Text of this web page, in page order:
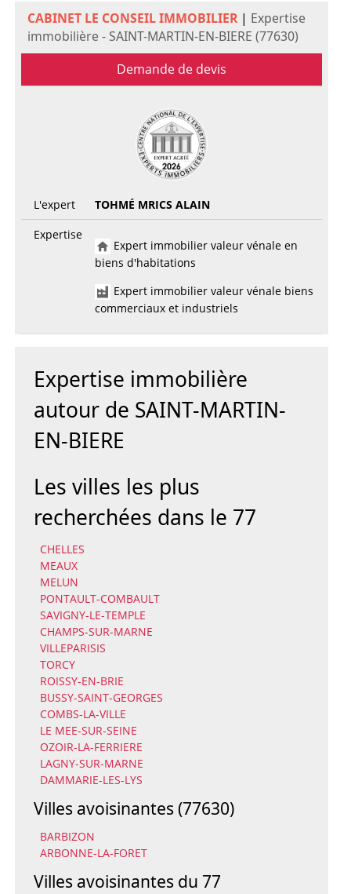
CABINET LE CONSEIL IMMOBILIER| Expertise
immobilière - SAINT-MARTIN-EN-BIERE (77630)
Demande de devis
L'expert
TOHMÉ MRICS ALAIN
Expertise
Expert immobilier valeur vénale en
biens d'habitations
Expert immobilier valeur vénale biens
commerciaux et industriels
Expertise immobilière
autour de SAINT-MARTIN-
EN-BIERE
Les villes les plus
recherchées dans le 77
CHELLES
MEAUX
MELUN
PONTAULT-COMBAULT
SAVIGNY-LE-TEMPLE
CHAMPS-SUR-MARNE
VILLEPARISIS
TORCY
ROISSY-EN-BRIE
BUSSY-SAINT-GEORGES
COMBS-LA-VILLE
LE MEE-SUR-SEINE
OZOIR-LA-FERRIERE
LAGNY-SUR-MARNE
DAMMARIE-LES-LYS
Villes avoisinantes (77630)
BARBIZON
ARBONNE-LA-FORET
Villes avoisinantes du 77